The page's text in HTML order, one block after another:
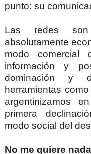
punto: su
Las redes
absolutamente
modo comercial
información y
dominación y
herramientas
argentinizamos
primera
modo social del
No me quiere nada